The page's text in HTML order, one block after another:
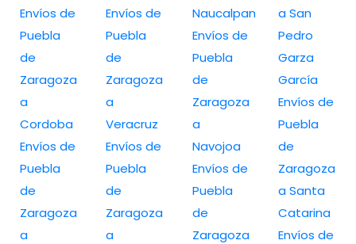
Envíos de
Puebla
de
Zaragoza
a
Cordoba
Envíos de
Puebla
de
Zaragoza
a
Envíos de
Puebla
de
Zaragoza
a
Veracruz
Envíos de
Puebla
de
Zaragoza
a
Naucalpan
Envíos de
Puebla
de
Zaragoza
a
Navojoa
Envíos de
Puebla
de
Zaragoza
a San
Pedro
Garza
García
Envíos de
Puebla
de
Zaragoza
a Santa
Catarina
Envíos de